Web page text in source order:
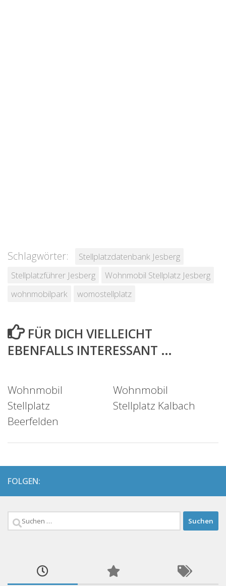
Schlagwörter:
Stellplatzdatenbank Jesberg
Stellplatzführer Jesberg
Wohnmobil Stellplatz Jesberg
wohnmobilpark
womostellplatz
FÜR DICH VIELLEICHT
EBENFALLS INTERESSANT …
Wohnmobil
Stellplatz
Beerfelden
Wohnmobil
Stellplatz Kalbach
FOLGEN:
Suchen